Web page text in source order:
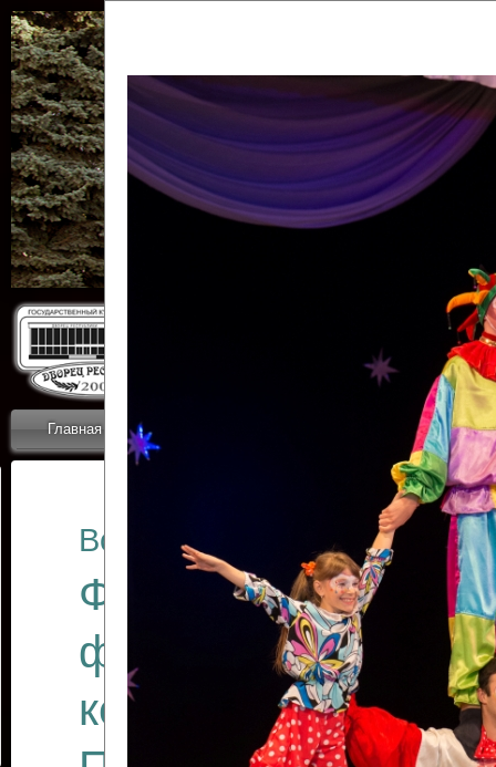
Главная Приветствие Новости
ОТЧЕТЫ ГКЦ
Все отчеты
Финал
фестиваля
коллективов